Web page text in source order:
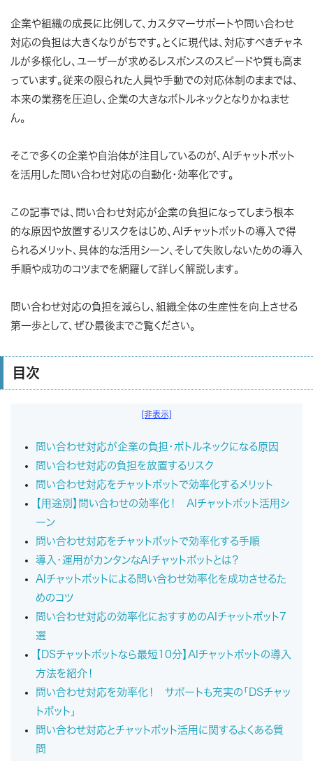
企業や組織の成長に比例して、カスタマーサポートや問い合わせ
対応の負担は大きくなりがちです。とくに現代は、対応すべきチャネ
ルが多様化し、ユーザーが求めるレスポンスのスピードや質も高ま
っています。従来の限られた人員や手動での対応体制のままでは、
本来の業務を圧迫し、企業の大きなボトルネックとなりかねませ
ん。
そこで多くの企業や自治体が注目しているのが、AIチャットボット
を活用した問い合わせ対応の自動化・効率化です。
この記事では、問い合わせ対応が企業の負担になってしまう根本
的な原因や放置するリスクをはじめ、AIチャットボットの導入で得
られるメリット、具体的な活用シーン、そして失敗しないための導入
手順や成功のコツまでを網羅して詳しく解説します。
問い合わせ対応の負担を減らし、組織全体の生産性を向上させる
第一歩として、ぜひ最後までご覧ください。
目次
[非表示]
問い合わせ対応が企業の負担・ボトルネックになる原因
問い合わせ対応の負担を放置するリスク
問い合わせ対応をチャットボットで効率化するメリット
【用途別】問い合わせの効率化！ AIチャットボット活用シ
ーン
問い合わせ対応をチャットボットで効率化する手順
導入・運用がカンタンなAIチャットボットとは？
AIチャットボットによる問い合わせ効率化を成功させるた
めのコツ
問い合わせ対応の効率化におすすめのAIチャットボット7
選
【DSチャットボットなら最短10分】AIチャットボットの導入
方法を紹介！
問い合わせ対応を効率化！ サポートも充実の「DSチャッ
トボット」
問い合わせ対応とチャットボット活用に関するよくある質
問